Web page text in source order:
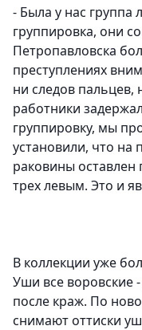
- Была у нас группа
группировка, они
Петропавловска
преступлениях
ни следов пальцев,
работники
группировку, мы
установили, что на
раковины
трех левым. Это и
В коллекции уже
Уши все воровские
после краж. По
снимают оттиски